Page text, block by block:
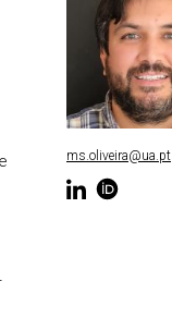
ms.oliveira@ua.pt